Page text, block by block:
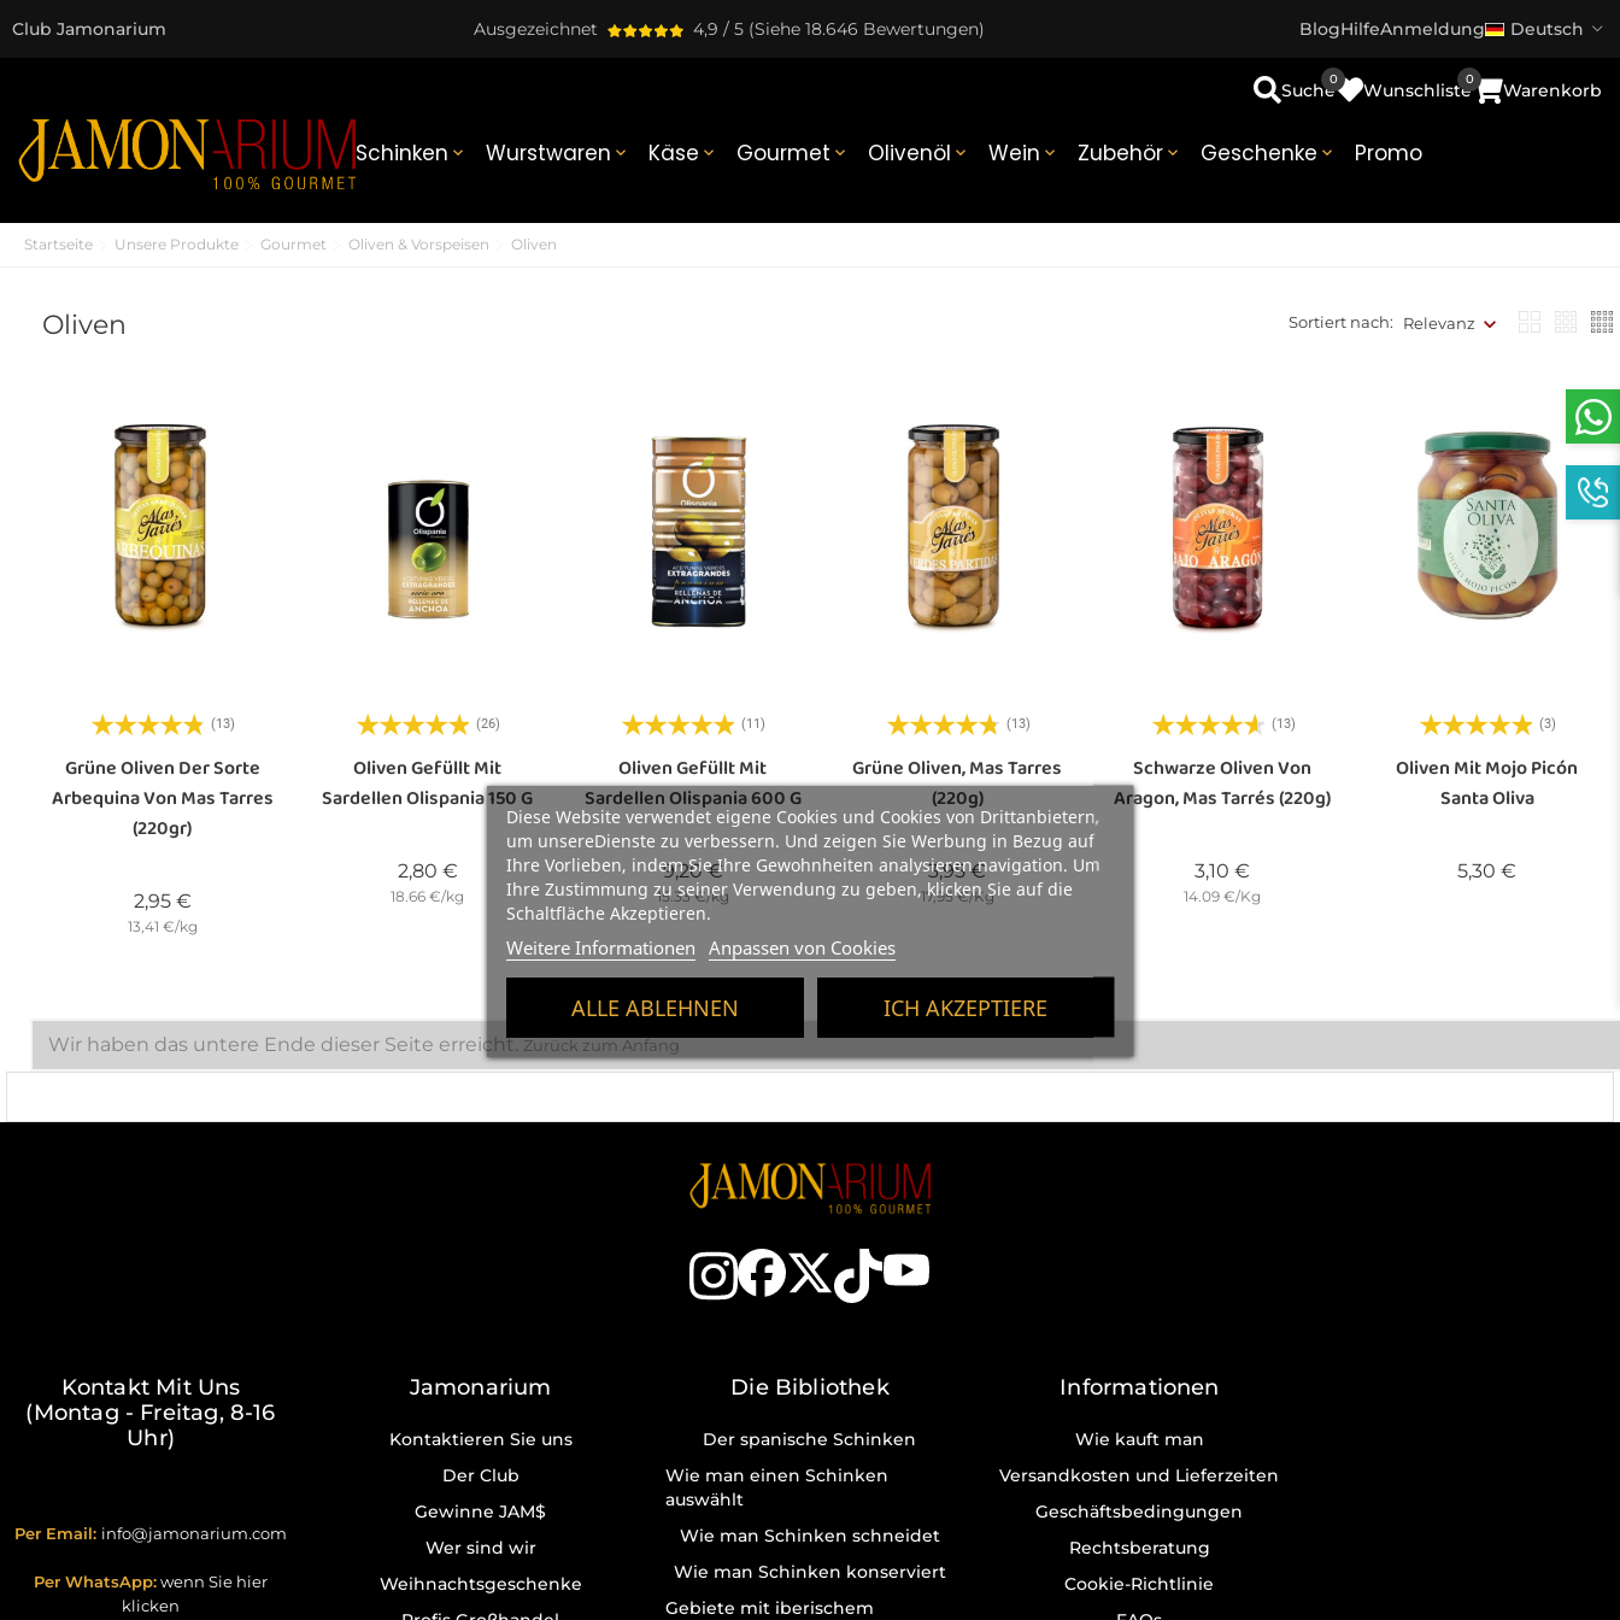
Diese Website verwendet eigene Cookies und Cookies von Drittanbietern,
um unsereDienste zu verbessern. Und zeigen Sie Werbung in Bezug auf
Ihre Vorlieben, indem Sie Ihre Gewohnheiten analysieren navigation. Um
Ihre Zustimmung zu seiner Verwendung zu geben, klicken Sie auf die
Schaltfläche Akzeptieren.
Weitere Informationen Anpassen von Cookies
ALLE ABLEHNEN ICH AKZEPTIERE
Club Jamonarium Ausgezeichnet 4,9 / 5 (Siehe 18.646 Bewertungen) BlogHilfeAnmeldung Deutsch
Schinken  Wurstwaren  Käse  Gourmet  Olivenöl  Wein  Zubehör  Geschenke  Promo
Suche Wunschliste
0
Warenkorb
0
Startseite Unsere Produkte Gourmet Oliven & Vorspeisen Oliven
Oliven Sortiert nach: Relevanz
(13)
Grüne Oliven Der Sorte
Arbequina Von Mas Tarres
(220gr)
2,95 €Preis
13,41 €/kg
(26)
Oliven Gefüllt Mit
Sardellen Olispania 150 G
2,80 €Preis
18.66 €/kg
(11)
Oliven Gefüllt Mit
Sardellen Olispania 600 G
9,20 €Preis
15.33 €/kg
(13)
Grüne Oliven, Mas Tarres
(220g)
3,95 €Preis
17,95 €/Kg
(13)
Schwarze Oliven Von
Aragon, Mas Tarrés (220g)
3,10 €
14.09 €/Kg
(3)
Oliven Mit Mojo Picón
Santa Oliva
5,30 €
Wir haben das untere Ende dieser Seite erreicht.Zurück zum Anfang
Kontakt Mit Uns
(Montag - Freitag, 8-16
Uhr)
Per Email: info@jamonarium.com
Per WhatsApp:wenn Sie hier
klicken
Jamonarium
Kontaktieren Sie uns
Der Club
Gewinne JAM$
Wer sind wir
Weihnachtsgeschenke
Die Bibliothek
Der spanische Schinken
Wie man einen Schinken
auswählt
Wie man Schinken schneidet
Wie man Schinken konserviert
Gebiete mit iberischem
Informationen
Wie kauft man
Versandkosten und Lieferzeiten
Geschäftsbedingungen
Rechtsberatung
Cookie-Richtlinie